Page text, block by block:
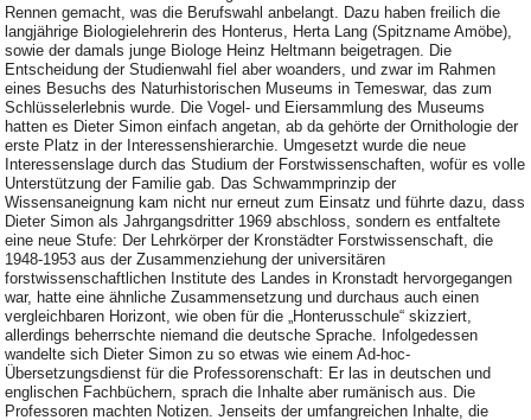
Rennen gemacht, was die Berufswahl anbelangt. Dazu haben freilich die
langjährige Biologielehrerin des Honterus, Herta Lang (Spitzname Amöbe),
sowie der damals junge Biologe Heinz Heltmann beigetragen. Die
Entscheidung der Studienwahl fiel aber woanders, und zwar im Rahmen
eines Besuchs des Naturhistorischen Museums in Temeswar, das zum
Schlüsselerlebnis wurde. Die Vogel- und Eiersammlung des Museums
hatten es Dieter Simon einfach angetan, ab da gehörte der Ornithologie der
erste Platz in der Interessenshierarchie. Umgesetzt wurde die neue
Interessenslage durch das Studium der Forstwissenschaften, wofür es volle
Unterstützung der Familie gab. Das Schwammprinzip der
Wissensaneignung kam nicht nur erneut zum Einsatz und führte dazu, dass
Dieter Simon als Jahrgangsdritter 1969 abschloss, sondern es entfaltete
eine neue Stufe: Der Lehrkörper der Kronstädter Forstwissenschaft, die
1948-1953 aus der Zusammenziehung der universitären
forstwissenschaftlichen Institute des Landes in Kronstadt hervorgegangen
war, hatte eine ähnliche Zusammensetzung und durchaus auch einen
vergleichbaren Horizont, wie oben für die „Honterusschule“ skizziert,
allerdings beherrschte niemand die deutsche Sprache. Infolgedessen
wandelte sich Dieter Simon zu so etwas wie einem Ad-hoc-
Übersetzungsdienst für die Professorenschaft: Er las in deutschen und
englischen Fachbüchern, sprach die Inhalte aber rumänisch aus. Die
Professoren machten Notizen. Jenseits der umfangreichen Inhalte, die